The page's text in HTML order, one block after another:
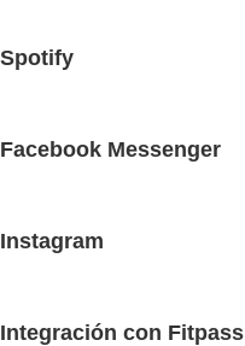
Spotify
Facebook Messenger
Instagram
Integración con Fitpass